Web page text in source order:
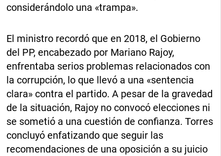
considerándolo una «trampa».
El ministro recordó que en 2018, el Gobierno
del PP, encabezado por Mariano Rajoy,
enfrentaba serios problemas relacionados con
la corrupción, lo que llevó a una «sentencia
clara» contra el partido. A pesar de la gravedad
de la situación, Rajoy no convocó elecciones ni
se sometió a una cuestión de confianza. Torres
concluyó enfatizando que seguir las
recomendaciones de una oposición a su juicio